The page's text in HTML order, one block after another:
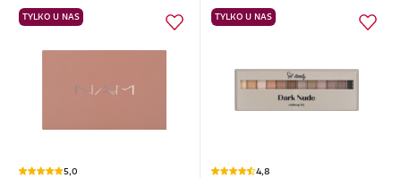
TYLKO U NAS
5,0
TYLKO U NAS
4,8